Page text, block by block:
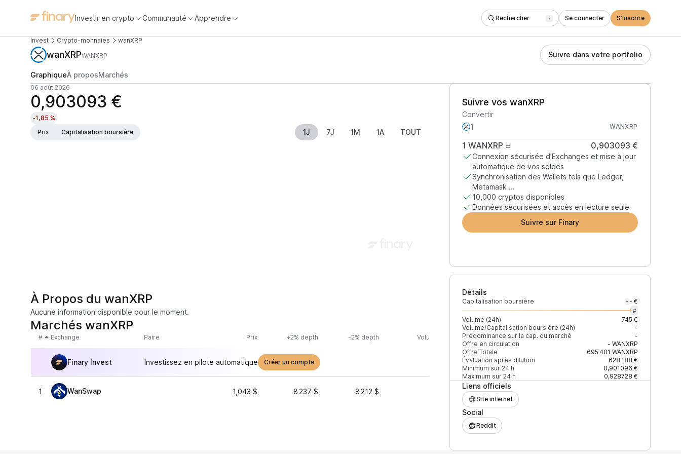
Investir en crypto Communauté Apprendre Rechercher / Se connecter S'inscrire
Invest Crypto-monnaies wanXRP
wanXRPWANXRP Suivre dans votre portfolio
GraphiqueÀ proposMarchés
06 août 2026
0,903093 €
-1,85 %
Prix
Capitalisation boursière 1J 7J 1M 1A TOUT
Suivre vos wanXRP
Convertir
WANXRP
1 WANXRP = 0,903093 €
Connexion sécurisée d’Exchanges et mise à jour
automatique de vos soldes
Synchronisation des Wallets tels que Ledger,
Metamask ...
10,000 cryptos disponibles
Données sécurisées et accès en lecture seule
Suivre sur Finary
Détails
Capitalisation boursière - - €
#
Volume (24h)
745 €
Volume/Capitalisation boursière (24h)
-
Prédominance sur la cap. du marché
-
Offre en circulation
- WANXRP
Offre Totale
695 401 WANXRP
Évaluation après dilution
628 188 €
Minimum sur 24 h
0,901096 €
Maximum sur 24 h
0,928728 €
Liens officiels
Site internet
Social
Reddit
À Propos du wanXRP
Aucune information disponible pour le moment.
Marchés wanXRP
# Exchange Paire Prix +2% depth -2% depth Volume (24h) % du volume Confiance Mis à jour
Finary Invest Investissez en pilote automatique Créer un compte
1 WanSwap 1,043 $ 8 237 $ 8 212 $ 100 %